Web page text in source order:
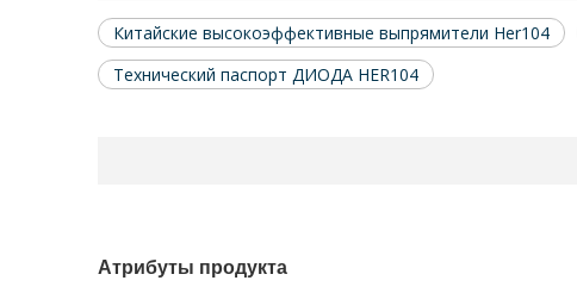
Китайские высокоэффективные выпрямители Her104
Технический паспорт ДИОДА HER104
Атрибуты продукта